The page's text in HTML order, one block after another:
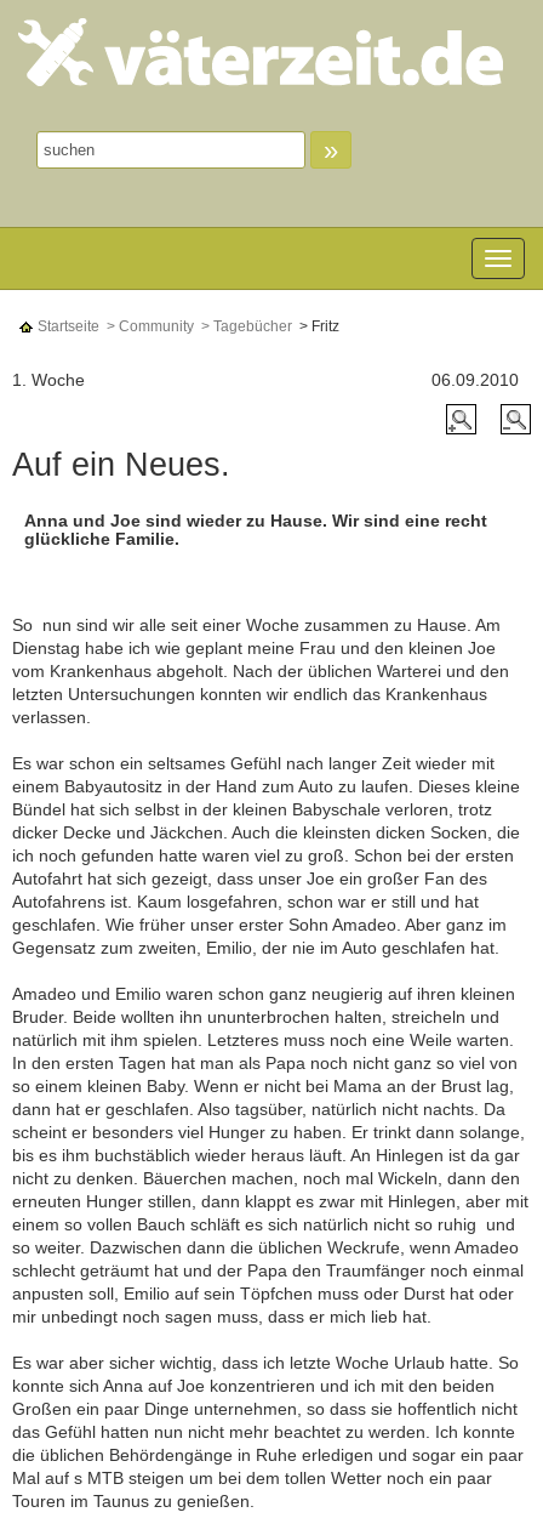
»
Toggle
Startseite > Community > Tagebücher > Fritz
06.09.2010
1. Woche
Auf ein Neues.
Anna und Joe sind wieder zu Hause. Wir sind eine recht
glückliche Familie.
So  nun sind wir alle seit einer Woche zusammen zu Hause. Am
Dienstag habe ich wie geplant meine Frau und den kleinen Joe
vom Krankenhaus abgeholt. Nach der üblichen Warterei und den
letzten Untersuchungen konnten wir endlich das Krankenhaus
verlassen.
Es war schon ein seltsames Gefühl nach langer Zeit wieder mit
einem Babyautositz in der Hand zum Auto zu laufen. Dieses kleine
Bündel hat sich selbst in der kleinen Babyschale verloren, trotz
dicker Decke und Jäckchen. Auch die kleinsten dicken Socken, die
ich noch gefunden hatte waren viel zu groß. Schon bei der ersten
Autofahrt hat sich gezeigt, dass unser Joe ein großer Fan des
Autofahrens ist. Kaum losgefahren, schon war er still und hat
geschlafen. Wie früher unser erster Sohn Amadeo. Aber ganz im
Gegensatz zum zweiten, Emilio, der nie im Auto geschlafen hat.
Amadeo und Emilio waren schon ganz neugierig auf ihren kleinen
Bruder. Beide wollten ihn ununterbrochen halten, streicheln und
natürlich mit ihm spielen. Letzteres muss noch eine Weile warten.
In den ersten Tagen hat man als Papa noch nicht ganz so viel von
so einem kleinen Baby. Wenn er nicht bei Mama an der Brust lag,
dann hat er geschlafen. Also tagsüber, natürlich nicht nachts. Da
scheint er besonders viel Hunger zu haben. Er trinkt dann solange,
bis es ihm buchstäblich wieder heraus läuft. An Hinlegen ist da gar
nicht zu denken. Bäuerchen machen, noch mal Wickeln, dann den
erneuten Hunger stillen, dann klappt es zwar mit Hinlegen, aber mit
einem so vollen Bauch schläft es sich natürlich nicht so ruhig  und
so weiter. Dazwischen dann die üblichen Weckrufe, wenn Amadeo
schlecht geträumt hat und der Papa den Traumfänger noch einmal
anpusten soll, Emilio auf sein Töpfchen muss oder Durst hat oder
mir unbedingt noch sagen muss, dass er mich lieb hat.
Es war aber sicher wichtig, dass ich letzte Woche Urlaub hatte. So
konnte sich Anna auf Joe konzentrieren und ich mit den beiden
Großen ein paar Dinge unternehmen, so dass sie hoffentlich nicht
das Gefühl hatten nun nicht mehr beachtet zu werden. Ich konnte
die üblichen Behördengänge in Ruhe erledigen und sogar ein paar
Mal auf s MTB steigen um bei dem tollen Wetter noch ein paar
Touren im Taunus zu genießen.